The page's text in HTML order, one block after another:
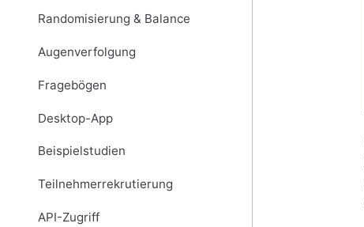
Randomisierung & Balance
Augenverfolgung
Fragebögen
Desktop-App
Beispielstudien
Teilnehmerrekrutierung
API-Zugriff